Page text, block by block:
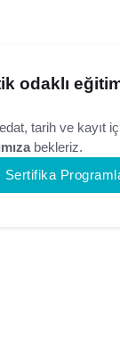
odaklı
tarih ve kayıt
bekleriz.
Sertifika